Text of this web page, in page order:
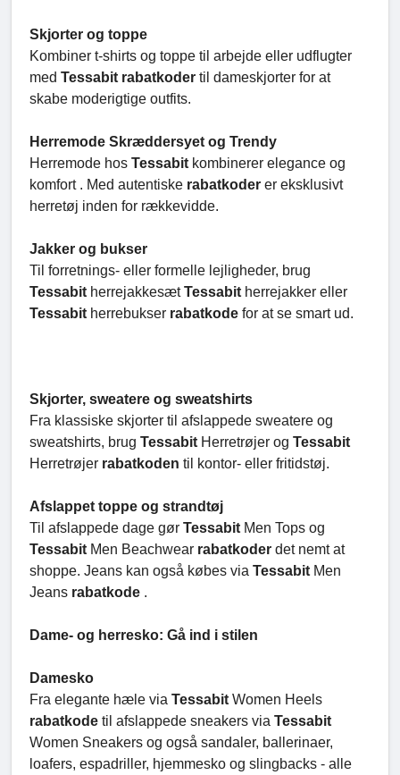
Skjorter og toppe
Kombiner t-shirts og toppe til arbejde eller udflugter
med Tessabit rabatkoder til dameskjorter for at
skabe moderigtige outfits.
Herremode Skræddersyet og Trendy
Herremode hos Tessabit kombinerer elegance og
komfort . Med autentiske rabatkoder er eksklusivt
herretøj inden for rækkevidde.
Jakker og bukser
Til forretnings- eller formelle lejligheder, brug
Tessabit herrejakkesætTessabit herrejakker eller
Tessabit herrebukser rabatkode for at se smart ud.
Skjorter, sweatere og sweatshirts
Fra klassiske skjorter til afslappede sweatere og
sweatshirts, brug Tessabit Herretrøjer og Tessabit
Herretrøjer rabatkoden til kontor- eller fritidstøj.
Afslappet toppe og strandtøj
Til afslappede dage gør Tessabit Men Tops og
Tessabit Men Beachwear rabatkoder det nemt at
shoppe. Jeans kan også købes via Tessabit Men
Jeans rabatkode .
Dame- og herresko: Gå ind i stilen
Damesko
Fra elegante hæle via Tessabit Women Heels
rabatkode til afslappede sneakers via Tessabit
Women Sneakers og også sandaler, ballerinaer,
loafers, espadriller, hjemmesko og slingbacks - alle